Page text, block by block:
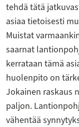
tehdä tätä
asiaa tietoisesti
Muistat
saarnat
kerrataan tämä
huolenpito on
Jokainen raskaus
paljon.
vähentää